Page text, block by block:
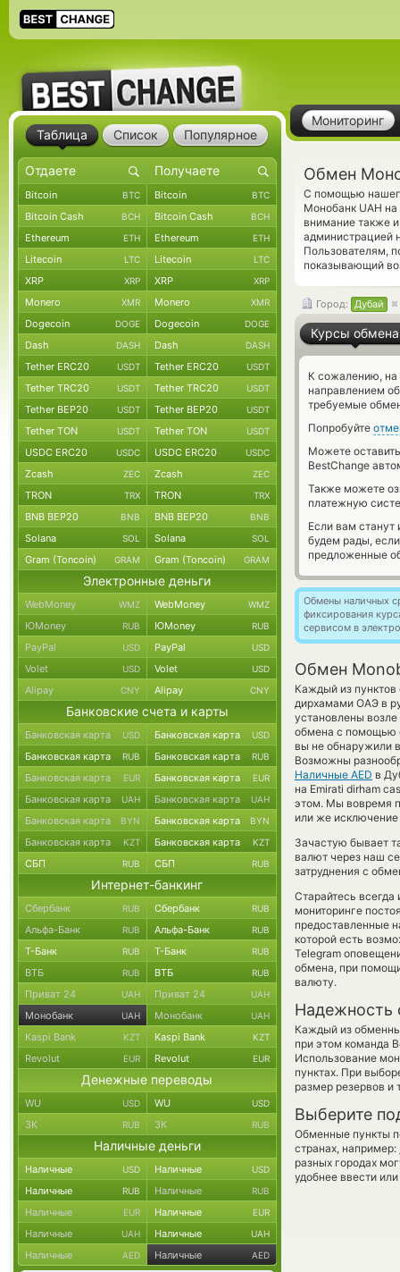
Мониторинг
Обмен
С помощью
Монобанк UAH
внимание также
администрацией
Пользователям,
показывающий
Город: Дубай
Курсы обмена
К сожалению, на
направлением
требуемые
Попробуйте
Можете
BestChange
Также можете
платежную
Если вам
будем рады,
предложенные
Обмены наличных
фиксирования
сервисом в
Обмен
Каждый из пунктов
дирхамами ОАЭ в
установлены
обмена с помощью
вы не обнаружили
Возможны
Наличные AED в
на Emirati dirham
этом. Мы вовремя
или же исключение
Зачастую бывает
валют через наш
затруднения с
Старайтесь всегда
мониторинге
предоставленные
которой есть
Telegram
обмена, при
валюту.
Надежность
Каждый из
при этом команда
Использование
пунктах. При
размер резервов и
Выберите
Обменные пункты
странах, например:
разных городах
удобнее ввести
Таблица Список Популярное
Bitcoin BTC Bitcoin BTC
Bitcoin Cash BCH Bitcoin Cash BCH
Ethereum ETH Ethereum ETH
Litecoin LTC Litecoin LTC
XRP XRP XRP XRP
Monero XMR Monero XMR
Dogecoin DOGE Dogecoin DOGE
Dash DASH Dash DASH
Tether ERC20 USDT Tether ERC20 USDT
Tether TRC20 USDT Tether TRC20 USDT
Tether BEP20 USDT Tether BEP20 USDT
Tether TON USDT Tether TON USDT
USDC ERC20 USDC USDC ERC20 USDC
Zcash ZEC Zcash ZEC
TRON TRX TRON TRX
BNB BEP20 BNB BNB BEP20 BNB
Solana SOL Solana SOL
Gram (Toncoin) GRAM Gram (Toncoin) GRAM
Электронные деньги
WebMoney WMZ WebMoney WMZ
ЮMoney RUB ЮMoney RUB
PayPal USD PayPal USD
Volet USD Volet USD
Alipay CNY Alipay CNY
Банковские счета и карты
Банковская карта USD Банковская карта USD
Банковская карта RUB Банковская карта RUB
Банковская карта EUR Банковская карта EUR
Банковская карта UAH Банковская карта UAH
Банковская карта BYN Банковская карта BYN
Банковская карта KZT Банковская карта KZT
СБП RUB СБП RUB
Интернет-банкинг
Сбербанк RUB Сбербанк RUB
Альфа-Банк RUB Альфа-Банк RUB
Т-Банк RUB Т-Банк RUB
ВТБ RUB ВТБ RUB
Приват 24 UAH Приват 24 UAH
Монобанк UAH Монобанк UAH
Kaspi Bank KZT Kaspi Bank KZT
Revolut EUR Revolut EUR
Денежные переводы
WU USD WU USD
ЗК RUB ЗК RUB
Наличные деньги
Наличные USD Наличные USD
Наличные RUB Наличные RUB
Наличные EUR Наличные EUR
Наличные UAH Наличные UAH
Наличные AED Наличные AED